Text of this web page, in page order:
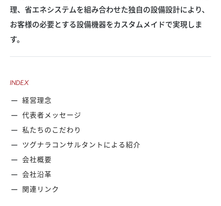
理、省エネシステムを組み合わせた独自の設備設計により、
お客様の必要とする設備機器をカスタムメイドで実現しま
す。
INDEX
経営理念
代表者メッセージ
私たちのこだわり
ツグナラコンサルタントによる紹介
会社概要
会社沿革
関連リンク